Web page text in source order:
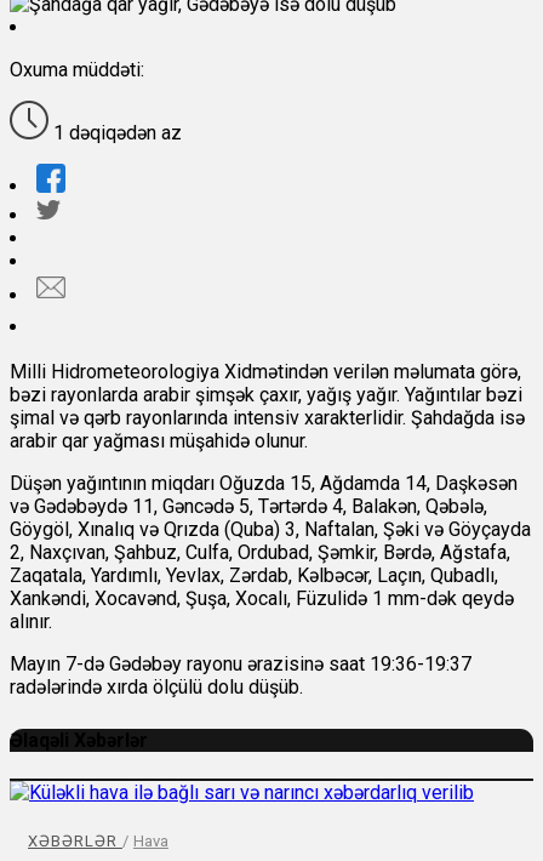
Oxuma müddəti:
1 dəqiqədən az
Milli Hidrometeorologiya Xidmətindən verilən məlumata görə,
bəzi rayonlarda arabir şimşək çaxır, yağış yağır. Yağıntılar bəzi
şimal və qərb rayonlarında intensiv xarakterlidir. Şahdağda isə
arabir qar yağması müşahidə olunur.
Düşən yağıntının miqdarı Oğuzda 15, Ağdamda 14, Daşkəsən
və Gədəbəydə 11, Gəncədə 5, Tərtərdə 4, Balakən, Qəbələ,
Göygöl, Xınalıq və Qrızda (Quba) 3, Naftalan, Şəki və Göyçayda
2, Naxçıvan, Şahbuz, Culfa, Ordubad, Şəmkir, Bərdə, Ağstafa,
Zaqatala, Yardımlı, Yevlax, Zərdab, Kəlbəcər, Laçın, Qubadlı,
Xankəndi, Xocavənd, Şuşa, Xocalı, Füzulidə 1 mm-dək qeydə
alınır.
Mayın 7-də Gədəbəy rayonu ərazisinə saat 19:36-19:37
radələrində xırda ölçülü dolu düşüb.
Əlaqəli Xəbərlər
XƏBƏRLƏR / Hava